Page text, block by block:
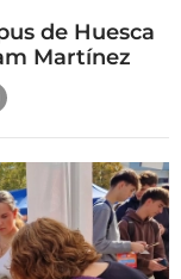
de Huesca
Martínez